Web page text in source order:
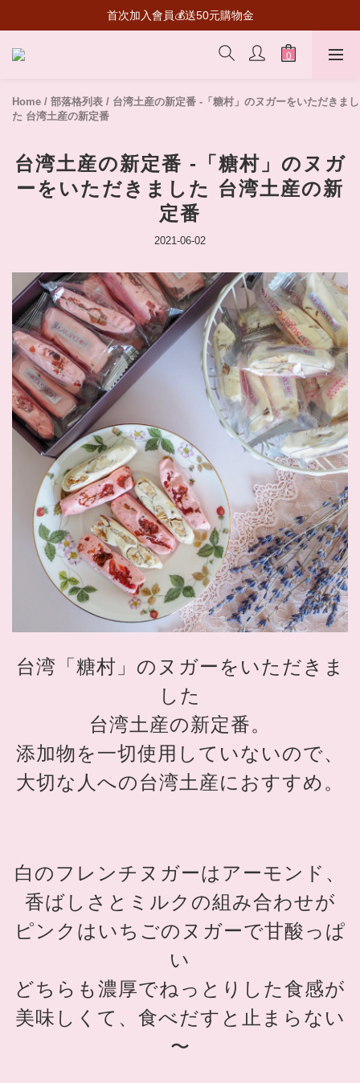
超級瑪利歐聯名登場！送禮收藏一次滿足
首次加入會員💰送50元購物金
超級瑪利歐聯名登場！送禮收藏一次滿足
Home / 部落格列表 / 台湾土産の新定番 -「糖村」のヌガーをいただきまし
た 台湾土産の新定番
台湾土産の新定番 -「糖村」のヌガ
ーをいただきました 台湾土産の新
定番
2021-06-02
台湾「糖村」のヌガーをいただきま
した
台湾土産の新定番。
添加物を一切使用していないので、
大切な人への台湾土産におすすめ。
白のフレンチヌガーはアーモンド、
香ばしさとミルクの組み合わせが
ピンクはいちごのヌガーで甘酸っぱ
い
どちらも濃厚でねっとりした食感が
美味しくて、食べだすと止まらない
〜